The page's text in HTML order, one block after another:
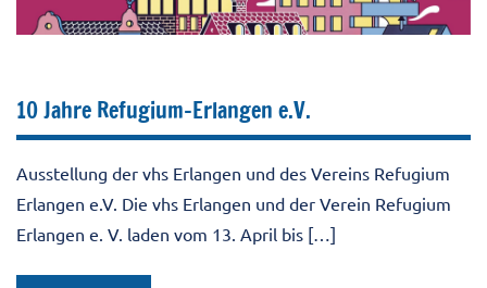
10 Jahre Refugium-Erlangen e.V.
Ausstellung der vhs Erlangen und des Vereins Refugium
Erlangen e.V. Die vhs Erlangen und der Verein Refugium
Erlangen e. V. laden vom 13. April bis […]